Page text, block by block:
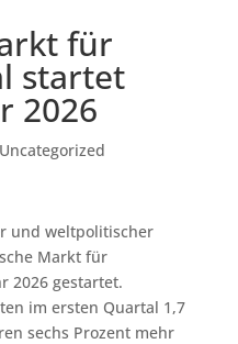
für
startet
2026
Uncategorized
und weltpolitischer
Markt für
2026 gestartet.
im ersten Quartal 1,7
sechs Prozent mehr